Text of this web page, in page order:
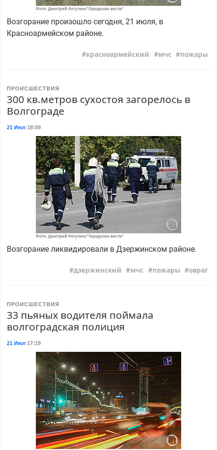
Фото: Дмитрий Рогулин/"Городские вести"
Возгорание произошло сегодня, 21 июля, в
Красноармейском районе.
красноармейский мчс пожары
ПРОИСШЕСТВИЯ
300 кв.метров сухостоя загорелось в
Волгограде
21 Июл18:59
Фото: Дмитрий Рогулин/"Городские вести"
Возгорание ликвидировали в Дзержинском районе.
дзержинский мчс пожары овраг
ПРОИСШЕСТВИЯ
33 пьяных водителя поймала
волгоградская полиция
21 Июл17:19